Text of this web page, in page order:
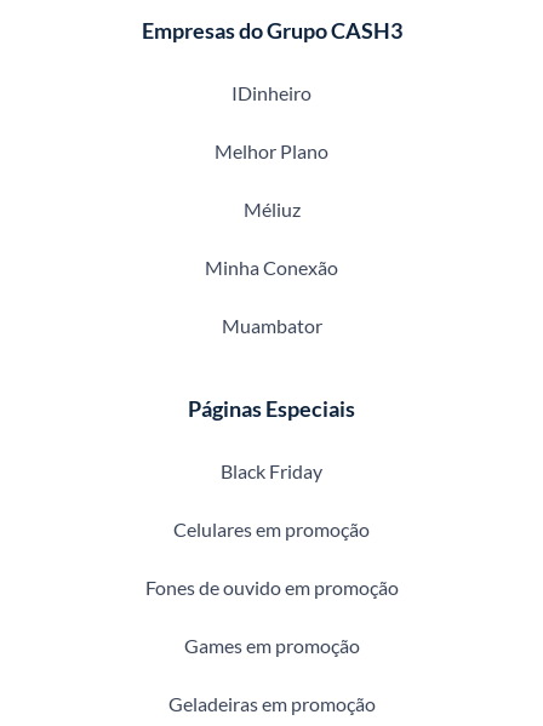
Empresas do Grupo CASH3
IDinheiro
Melhor Plano
Méliuz
Minha Conexão
Muambator
Páginas Especiais
Black Friday
Celulares em promoção
Fones de ouvido em promoção
Games em promoção
Geladeiras em promoção